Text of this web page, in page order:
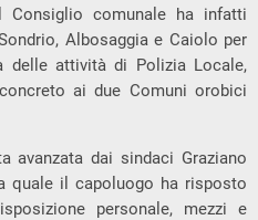
comunale ha infatti
, Albosaggiae Caiolo per
delle attività di Polizia Locale,
ai due Comuni orobici
avanzata dai sindaci Graziano
quale il capoluogo ha risposto
personale, mezzi e